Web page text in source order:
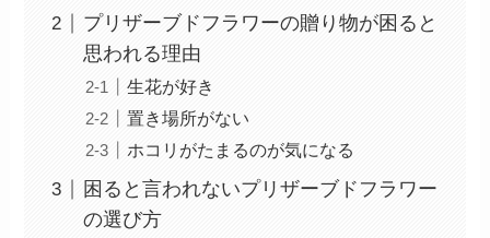
プリザーブドフラワーの贈り物が困ると
思われる理由
生花が好き
置き場所がない
ホコリがたまるのが気になる
困ると言われないプリザーブドフラワー
の選び方